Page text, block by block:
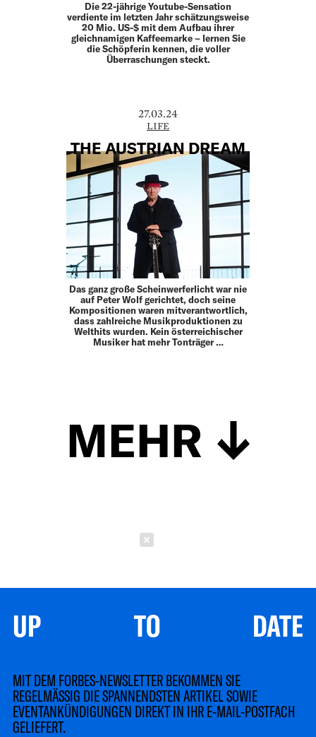
Die 22-jährige Youtube-Sensation
verdiente im letzten Jahr schätzungsweise
20 Mio. US-$ mit dem Aufbau ihrer
gleichnamigen Kaffeemarke – lernen Sie
die Schöpferin kennen, die voller
Überraschungen steckt.
27.03.24
LIFE
THE AUSTRIAN DREAM
Das ganz große Scheinwerferlicht war nie
auf Peter Wolf gerichtet, doch seine
Kompositionen waren mitverantwortlich,
dass zahlreiche Musikproduktionen zu
Welthits wurden. Kein österreichischer
Musiker hat mehr Tonträger …
MEHR
UP TO DATE
MIT DEM FORBES-NEWSLETTER BEKOMMEN SIE
REGELMÄSSIG DIE SPANNENDSTEN ARTIKEL SOWIE
EVENTANKÜNDIGUNGEN DIREKT IN IHR E-MAIL-POSTFACH
GELIEFERT.